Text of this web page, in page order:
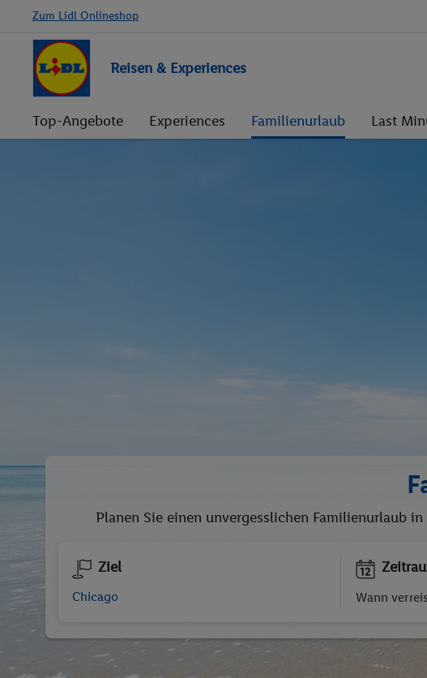
Zum Lidl Onlineshop
Reisen & Experiences
Top-Angebote Experiences Familienurlaub Last
Planen Sie einen unvergesslichen Familienurlaub
Ziel
Wann